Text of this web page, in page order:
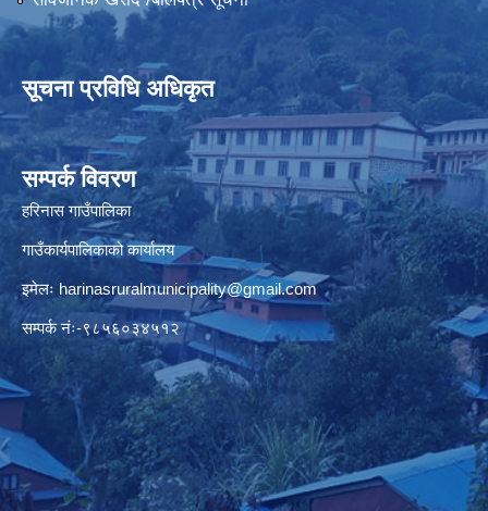
सूचना प्रविधि अधिकृत
सम्पर्क विवरण
हरिनास गाउँपालिका
गाउँकार्यपालिकाको कार्यालय
इमेलः harinasruralmunicipality@gmail.com
सम्पर्क नंः-९८५६०३४५१२